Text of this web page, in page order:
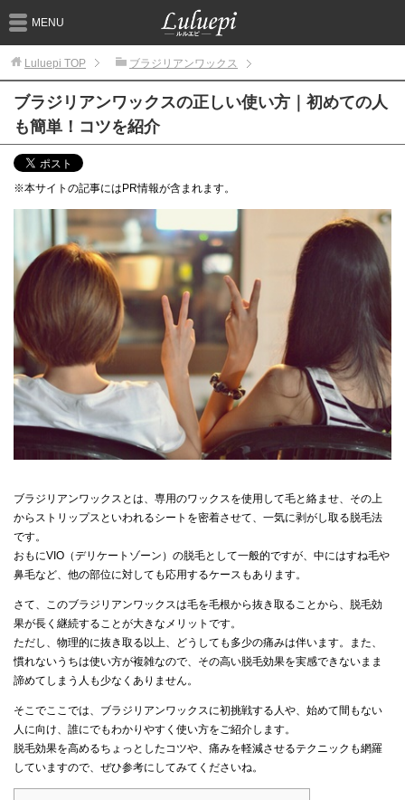
MENU
Luluepi TOP ブラジリアンワックス
ブラジリアンワックスの正しい使い方｜初めての人
も簡単！コツを紹介
※本サイトの記事にはPR情報が含まれます。
ブラジリアンワックスとは、専用のワックスを使用して毛と絡ませ、その上
からストリップスといわれるシートを密着させて、一気に剥がし取る脱毛法
です。
おもにVIO（デリケートゾーン）の脱毛として一般的ですが、中にはすね毛や
鼻毛など、他の部位に対しても応用するケースもあります。
さて、このブラジリアンワックスは毛を毛根から抜き取ることから、脱毛効
果が長く継続することが大きなメリットです。
ただし、物理的に抜き取る以上、どうしても多少の痛みは伴います。また、
慣れないうちは使い方が複雑なので、その高い脱毛効果を実感できないまま
諦めてしまう人も少なくありません。
そこでここでは、ブラジリアンワックスに初挑戦する人や、始めて間もない
人に向け、誰にでもわかりやすく使い方をご紹介します。
脱毛効果を高めるちょっとしたコツや、痛みを軽減させるテクニックも網羅
していますので、ぜひ参考にしてみてくださいね。